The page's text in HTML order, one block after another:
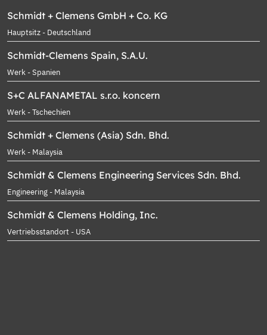
Schmidt + Clemens GmbH + Co. KG
Hauptsitz - Deutschland
Schmidt-Clemens Spain, S.A.U.
Werk - Spanien
S+C ALFANAMETAL s.r.o. koncern
Werk - Tschechien
Schmidt + Clemens (Asia) Sdn. Bhd.
Werk - Malaysia
Schmidt & Clemens Engineering Services Sdn. Bhd.
Engineering - Malaysia
Schmidt & Clemens Holding, Inc.
Vertriebsstandort - USA